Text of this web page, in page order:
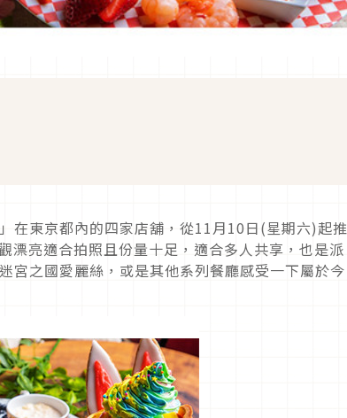
在東京都內的四家店舖，從11月10日(星期六)起推
亮適合拍照且份量十足，適合多人共享，也是派
宮之國愛麗絲，或是其他系列餐廳感受一下屬於今